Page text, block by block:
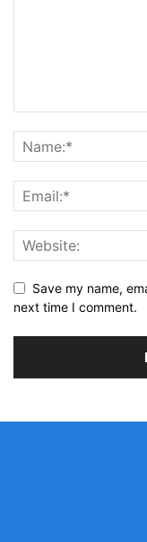
Save my name,
next time I comment.